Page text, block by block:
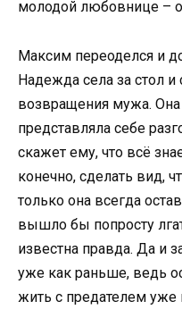
молодой любовнице –
Максим переоделся и
Надежда села за стол и
возвращения мужа. Она
представляла себе
скажет ему, что всё
конечно, сделать вид,
только она всегда
вышло бы попросту
известна правда. Да и
уже как раньше, ведь
жить с предателем уже